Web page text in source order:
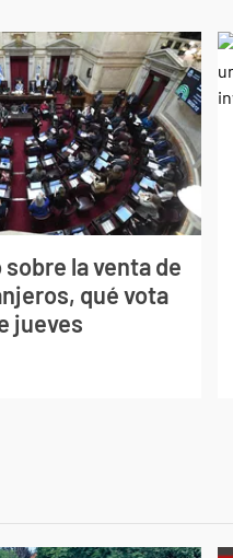
la venta de
qué vota
jueves